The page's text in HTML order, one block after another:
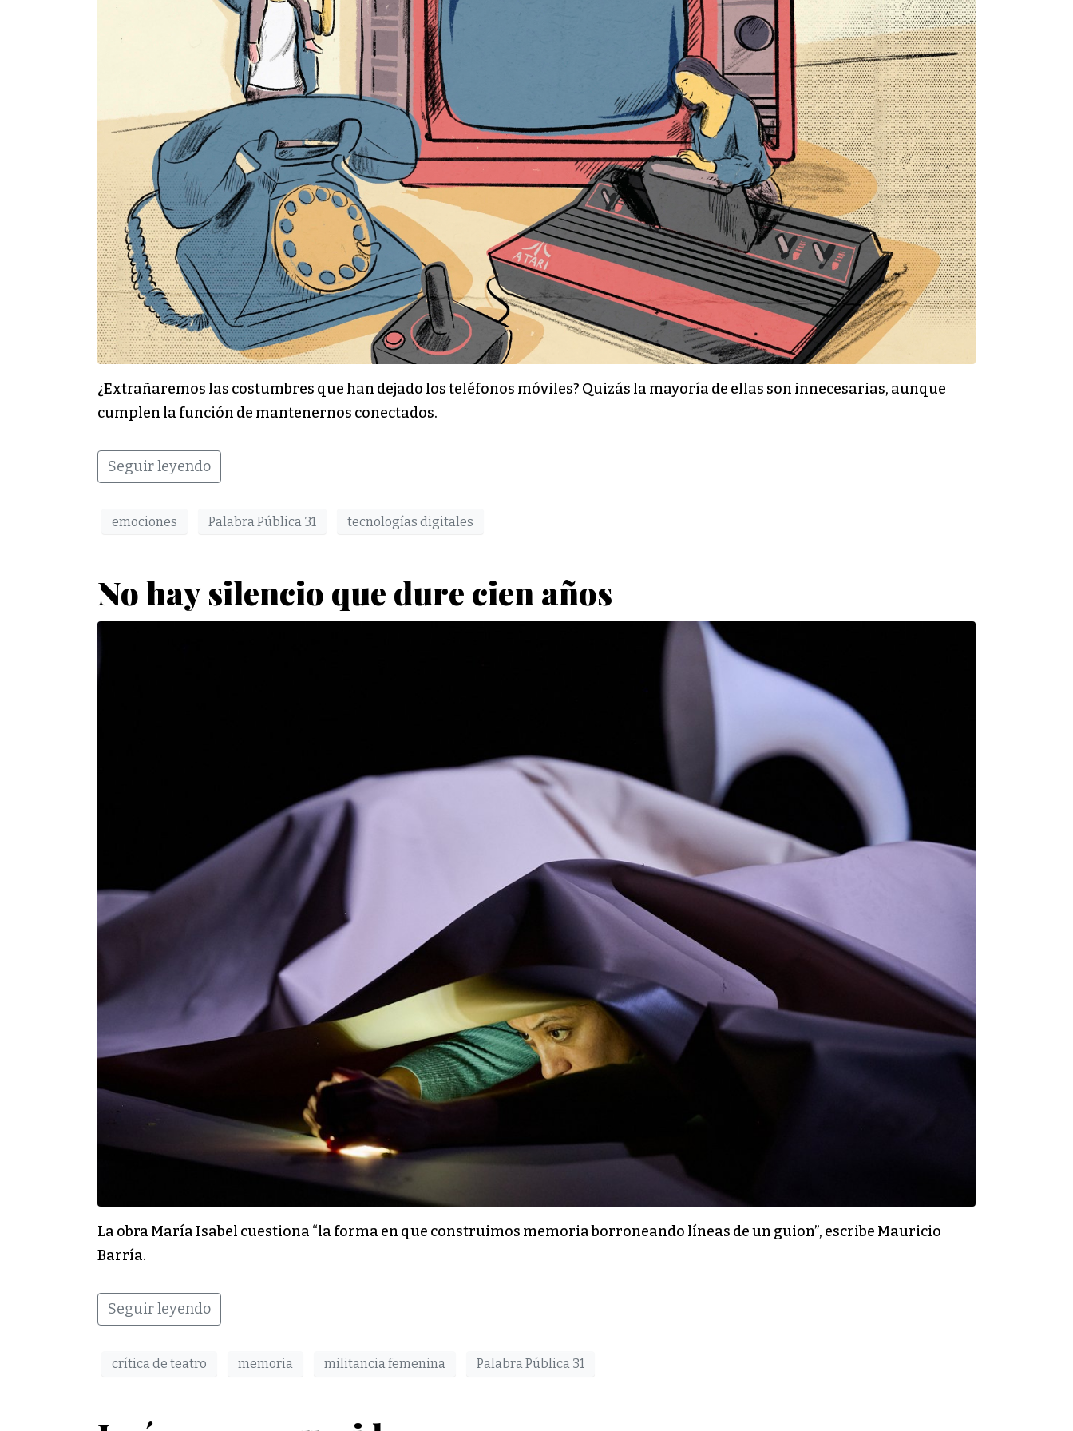
¿Extrañaremos las costumbres que han dejado los teléfonos móviles? Quizás la mayoría de ellas son innecesarias, aunque
cumplen la función de mantenernos conectados.
Seguir leyendo
emociones Palabra Pública 31 tecnologías digitales
No hay silencio que dure cien años
La obra María Isabel cuestiona “la forma en que construimos memoria borroneando líneas de un guion”, escribe Mauricio
Barría.
Seguir leyendo
crítica de teatro memoria militancia femenina Palabra Pública 31